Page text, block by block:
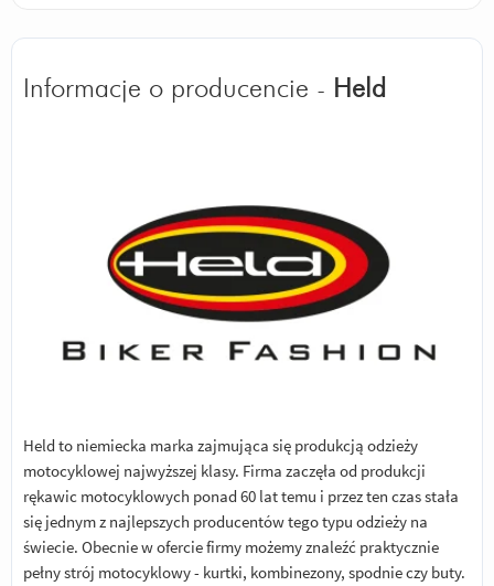
Informacje o producencie - Held
Held to niemiecka marka zajmująca się produkcją odzieży
motocyklowej najwyższej klasy. Firma zaczęła od produkcji
rękawic motocyklowych ponad 60 lat temu i przez ten czas stała
się jednym z najlepszych producentów tego typu odzieży na
świecie. Obecnie w ofercie firmy możemy znaleźć praktycznie
pełny strój motocyklowy - kurtki, kombinezony, spodnie czy buty.